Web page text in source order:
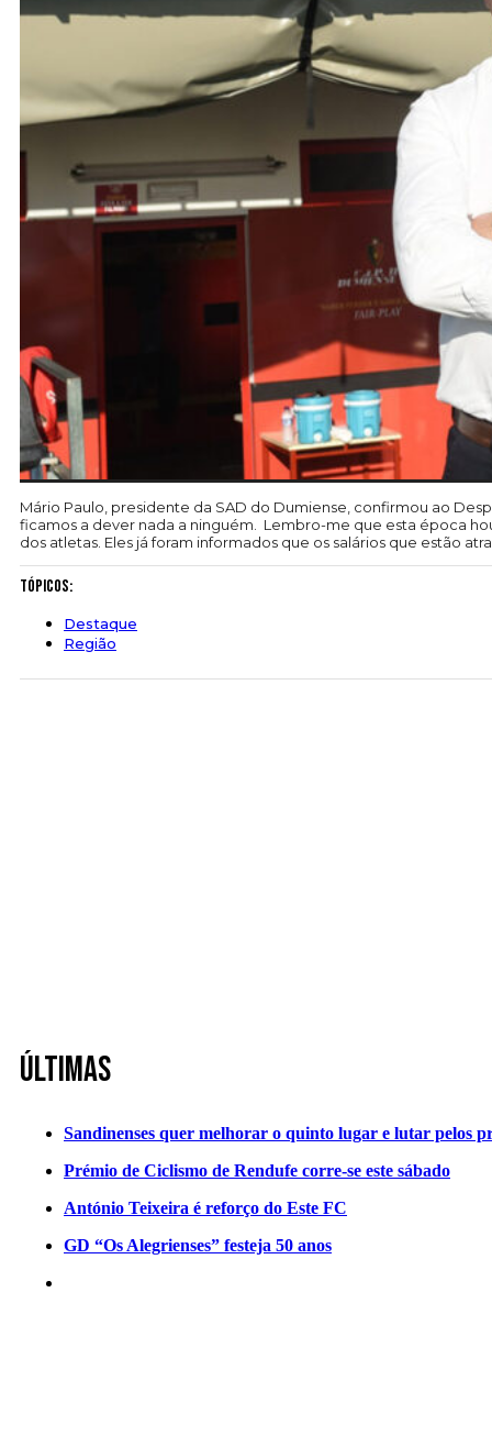
Mário Paulo, presidente da SAD do Dumiense, confirmou ao
ficamos a dever nada a ninguém. Lembro-me que esta época
dos atletas. Eles já foram informados que os salários que estão
Tópicos:
Destaque
Região
Últimas
Sandinenses quer melhorar o quinto lugar e lutar pelos
Prémio de Ciclismo de Rendufe corre-se este sábado
António Teixeira é reforço do Este FC
GD “Os Alegrienses” festeja 50 anos